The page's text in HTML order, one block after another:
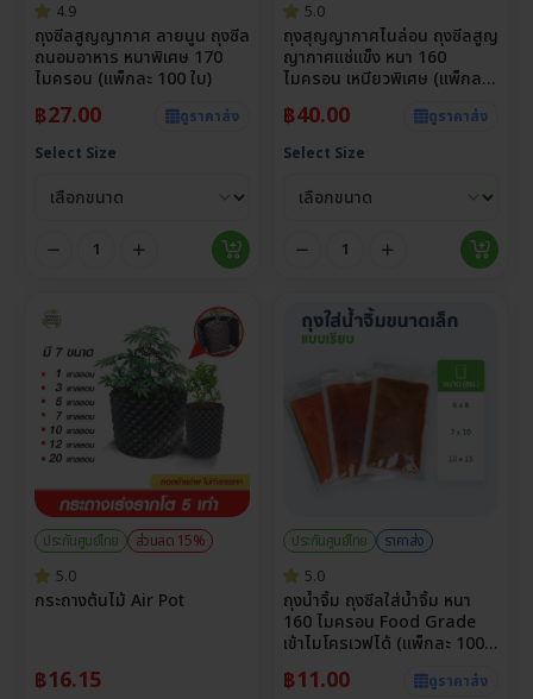
4.9
ถุงซีลสูญญากาศ ลายนูน ถุงซีล
ถนอมอาหาร หนาพิเศษ 170
ไมครอน (แพ็กละ 100 ใบ)
฿27.00
ดูราคาส่ง
Select Size
5.0
ถุงสุญญากาศไนล่อน ถุงซีลสูญ
ญากาศแช่แข็ง หนา 160
ไมครอน เหนียวพิเศษ (แพ็กละ
฿40.00
ดูราคาส่ง
Select Size
ประกันศูนย์ไทย
ส่วนลด 15%
5.0
กระถางต้นไม้ Air Pot
฿16.15
ประกันศูนย์ไทย
ราคาส่ง
5.0
ถุงน้ำจิ้ม ถุงซีลใส่น้ำจิ้ม หนา
160 ไมครอน Food Grade
เข้าไมโครเวฟได้ (แพ็กละ 100
฿11.00
ดูราคาส่ง